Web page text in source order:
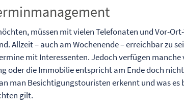
müssen mit vielen Telefonaten und Vor-
Allzeit – auch am Wochenende – erreichbar zu
mit Interessenten. Jedoch verfügen
oder die Immobilie entspricht am Ende doch
man Besichtigungstouristen erkennt und was es
gilt.